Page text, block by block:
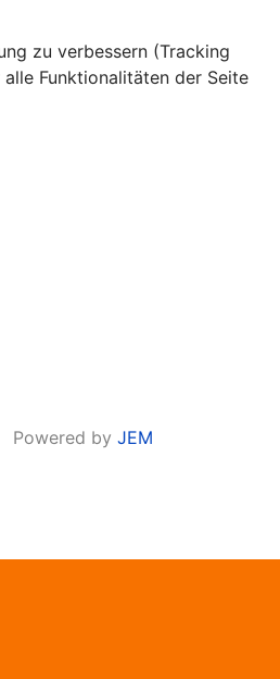
Powered by JEM
zu verbessern (Tracking
Funktionalitäten der Seite